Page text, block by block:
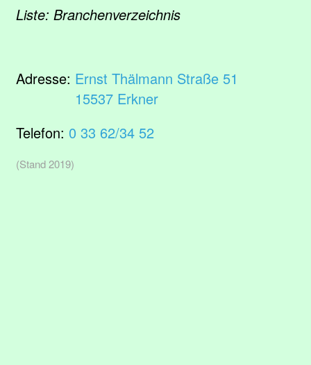
Liste: Branchenverzeichnis
Adresse: Ernst Thälmann Straße 51
15537 Erkner
Telefon: 0 33 62/34 52
(Stand 2019)